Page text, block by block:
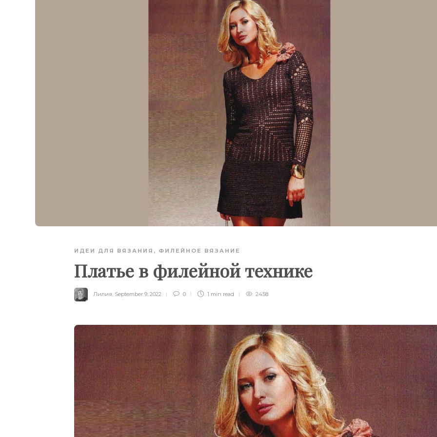
ИДЕИ ДЛЯ ВЯЗАНИЯ , ФИЛЕЙНОЕ ВЯЗАНИЕ
Платье в филейной технике
Лилия, September 9, 2022 0 1 min read 2458